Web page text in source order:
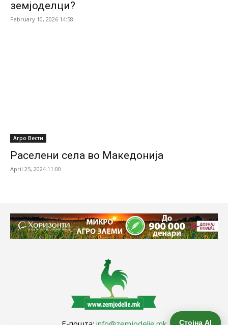
земјоделци?
February 10, 2026 14:58
Агро Вести
Раселени села во Македонија
April 25, 2024 11:00
Стојна AI